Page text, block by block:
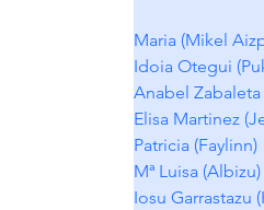
Maria (Mikel
Idoia Otegui
Anabel Zabaleta
Elisa Martinez
Patricia (Faylinn)
Mª Luisa (Albizu)
Iosu Garrastazu